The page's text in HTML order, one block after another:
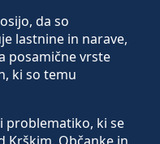
da so
lastnine in narave,
posamične vrste
ki so temu
problematiko, ki se